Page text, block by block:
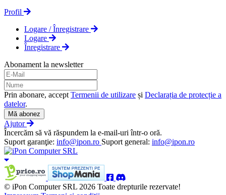
Profil
Logare / Înregistrare
Logare
Înregistrare
Abonament la newsletter
Prin abonare, accept Termenii de utilizare și Declarația de protecție a
datelor.
Mă abonez
Ajutor
Încercăm să vă răspundem la e-mail-uri într-o oră.
Suport garanţie: info@ipon.ro Suport general: info@ipon.ro
© iPon Computer SRL 2026 Toate drepturile rezervate!